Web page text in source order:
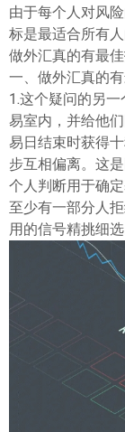
한글
日本語
Tiếng việt
ไทย
由于每个人对风
标是最适合所有
做外汇真的有最
一、做外汇真的
1.这个疑问的另
易室内，并给他
易日结束时获得
步互相偏离。这
个人判断用于确
至少有一部分人
用的信号精挑细选